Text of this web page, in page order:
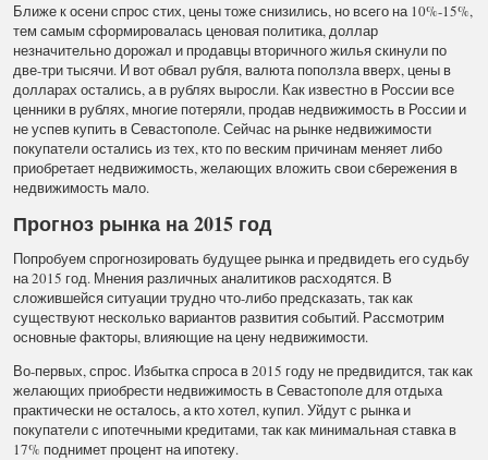
Ближе к осени спрос стих, цены тоже снизились, но всего на 10%-15%,
тем самым сформировалась ценовая политика, доллар
незначительно дорожал и продавцы вторичного жилья скинули по
две-три тысячи. И вот обвал рубля, валюта поползла вверх, цены в
долларах остались, а в рублях выросли. Как известно в России все
ценники в рублях, многие потеряли, продав недвижимость в России и
не успев купить в Севастополе. Сейчас на рынке недвижимости
покупатели остались из тех, кто по веским причинам меняет либо
приобретает недвижимость, желающих вложить свои сбережения в
недвижимость мало.
Прогноз рынка на 2015 год
Попробуем спрогнозировать будущее рынка и предвидеть его судьбу
на 2015 год. Мнения различных аналитиков расходятся. В
сложившейся ситуации трудно что-либо предсказать, так как
существуют несколько вариантов развития событий. Рассмотрим
основные факторы, влияющие на цену недвижимости.
Во-первых, спрос. Избытка спроса в 2015 году не предвидится, так как
желающих приобрести недвижимость в Севастополе для отдыха
практически не осталось, а кто хотел, купил. Уйдут с рынка и
покупатели с ипотечными кредитами, так как минимальная ставка в
17% поднимет процент на ипотеку.